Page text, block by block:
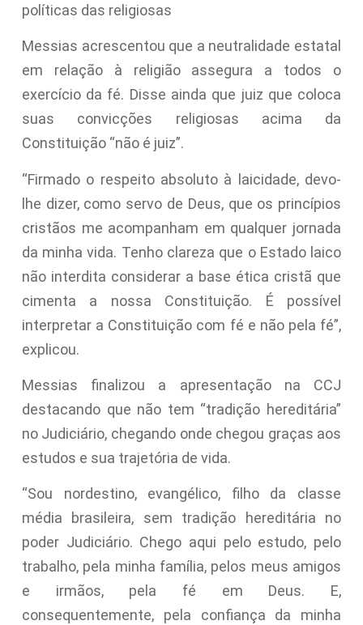
políticas das religiosas
Messias acrescentou que a neutralidade estatal
em relação à religião assegura a todos o
exercício da fé. Disse ainda que juiz que coloca
suas convicções religiosas acima da
Constituição “não é juiz”.
“Firmado o respeito absoluto à laicidade, devo-
lhe dizer, como servo de Deus, que os princípios
cristãos me acompanham em qualquer jornada
da minha vida. Tenho clareza que o Estado laico
não interdita considerar a base ética cristã que
cimenta a nossa Constituição. É possível
interpretar a Constituição com fé e não pela fé”,
explicou.
Messias finalizou a apresentação na CCJ
destacando que não tem “tradição hereditária”
no Judiciário, chegando onde chegou graças aos
estudos e sua trajetória de vida.
“Sou nordestino, evangélico, filho da classe
média brasileira, sem tradição hereditária no
poder Judiciário. Chego aqui pelo estudo, pelo
trabalho, pela minha família, pelos meus amigos
e irmãos, pela fé em Deus. E,
consequentemente, pela confiança da minha